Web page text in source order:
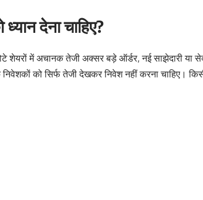
देना चाहिए?
शेयरों में अचानक तेजी अक्सर बड़े ऑर्डर, नई साझेदारी या
को सिर्फ तेजी देखकर निवेश नहीं करना चाहिए।